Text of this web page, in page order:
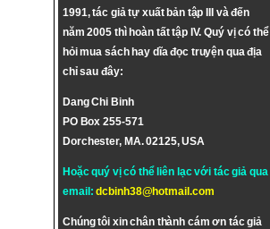
1991, tác giả tự xuất bản tập III và đến
năm 2005 thì hoàn tất tập IV. Quý vị có thể
hỏi mua sách hay dĩa đọc truyện qua địa
chỉ sau đây:
Dang Chi Binh
PO Box 255-571
Dorchester, MA. 02125, USA
Hoặc quý vị có thể liên lạc với tác giả qua
email:dcbinh38@hotmail.com
Chúng tôi xin chân thành cám ơn tác giả